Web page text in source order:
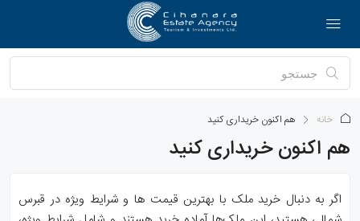
خانه هم اکنون خریداری کنید
هم اکنون خریداری کنید
اگر به دنبال خرید ملک با بهترین قیمت ها و شرایط ویژه در قبرس